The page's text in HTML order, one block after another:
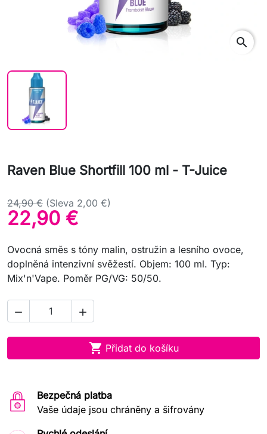
search
Raven Blue Shortfill 100 ml - T-Juice
24,90 € (Sleva 2,00 €)
22,90 €
Ovocná směs s tóny malin, ostružin a lesního ovoce,
doplněná intenzivní svěžestí. Objem: 100 ml. Typ:
Mix'n'Vape. Poměr PG/VG: 50/50.
 
 Přidat do košíku
Bezpečná platba
Vaše údaje jsou chráněny a šifrovány